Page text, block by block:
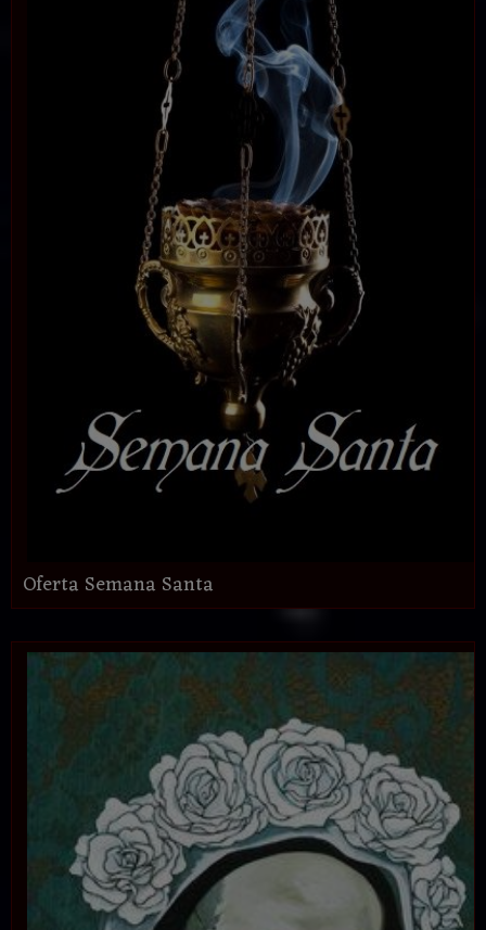
Oferta Semana Santa